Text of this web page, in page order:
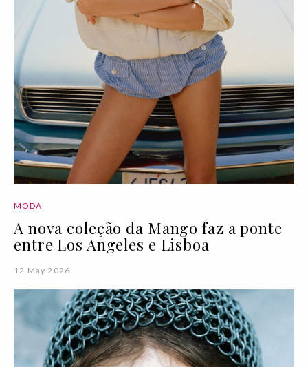
MODA
A nova coleção da Mango faz a ponte
entre Los Angeles e Lisboa
12 May 2026